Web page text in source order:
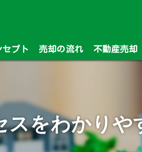
セプト 売却の流れ 不動産売却
スをわかりや